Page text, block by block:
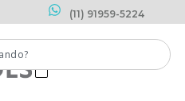
(11) 91959-5224